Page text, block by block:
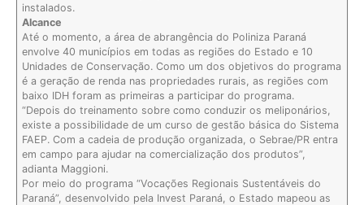
instalados.
Alcance
Até o momento, a área de abrangência do Poliniza Paraná
envolve 40 municípios em todas as regiões do Estado e 10
Unidades de Conservação. Como um dos objetivos do programa
é a geração de renda nas propriedades rurais, as regiões com
baixo IDH foram as primeiras a participar do programa.
“Depois do treinamento sobre como conduzir os meliponários,
existe a possibilidade de um curso de gestão básica do Sistema
FAEP. Com a cadeia de produção organizada, o Sebrae/PR entra
em campo para ajudar na comercialização dos produtos”,
adianta Maggioni.
Por meio do programa “Vocações Regionais Sustentáveis do
Paraná”, desenvolvido pela Invest Paraná, o Estado mapeou as